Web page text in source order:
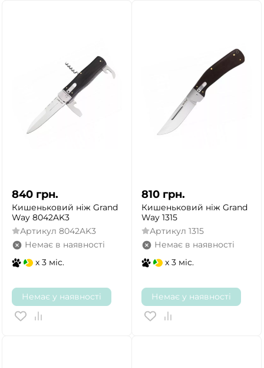
840 грн.
Кишеньковий ніж Grand
Way 8042AK3
Артикул 8042AK3
Немає в наявності
x 3 міс.
Немає у наявності
810 грн.
Кишеньковий ніж Grand
Way 1315
Артикул 1315
Немає в наявності
x 3 міс.
Немає у наявності